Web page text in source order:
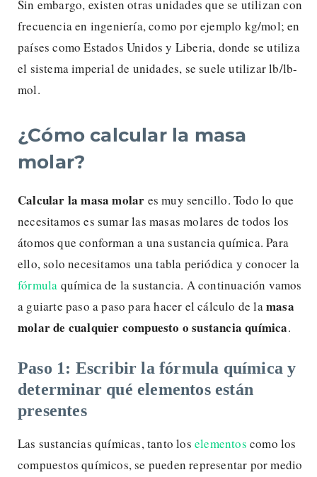
Sin embargo, existen otras unidades que se utilizan con
frecuencia en ingeniería, como por ejemplo kg/mol; en
países como Estados Unidos y Liberia, donde se utiliza
el sistema imperial de unidades, se suele utilizar lb/lb-
mol.
¿Cómo calcular la masa
molar?
Calcular la masa molar es muy sencillo. Todo lo que
necesitamos es sumar las masas molares de todos los
átomos que conforman a una sustancia química. Para
ello, solo necesitamos una tabla periódica y conocer la
fórmula química de la sustancia. A continuación vamos
a guiarte paso a paso para hacer el cálculo de lamasa
molar de cualquier compuesto o sustancia química.
Paso 1: Escribir la fórmula química y
determinar qué elementos están
presentes
Las sustancias químicas, tanto los elementos como los
compuestos químicos, se pueden representar por medio